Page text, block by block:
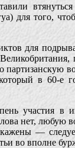
для того,
для
в 60-е
участия в
нет, любую
—
во вполне